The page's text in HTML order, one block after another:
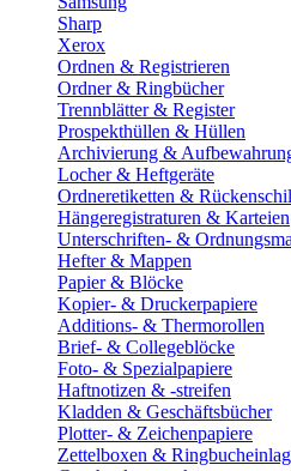
Sharp
Xerox
Ordnen & Registrieren
Ordner & Ringbücher
Trennblätter & Register
Prospekthüllen & Hüllen
Archivierung &
Locher & Heftgeräte
Ordneretiketten &
Hängeregistraturen & Karteien
Unterschriften- &
Hefter & Mappen
Papier & Blöcke
Kopier- & Druckerpapiere
Additions- & Thermorollen
Brief- & Collegeblöcke
Foto- & Spezialpapiere
Haftnotizen & -streifen
Kladden & Geschäftsbücher
Plotter- & Zeichenpapiere
Zettelboxen &